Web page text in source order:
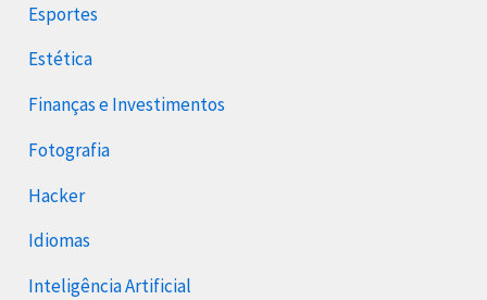
Esportes
Estética
Finanças e Investimentos
Fotografia
Hacker
Idiomas
Inteligência Artificial